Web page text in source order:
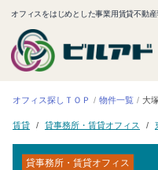
オフィスをはじめとした事業用賃貸不動
オフィス探しＴＯＰ 物件一覧 大
賃貸 貸事務所・賃貸オフィス
貸事務所・賃貸オフィス